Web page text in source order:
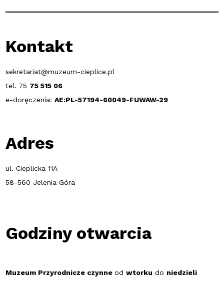
Kontakt
sekretariat@muzeum-cieplice.pl
tel. 75 75 515 06
e-doręczenia:AE:PL-57194-60049-FUWAW-29
Adres
ul. Cieplicka 11A
58-560 Jelenia Góra
Godziny otwarcia
Muzeum Przyrodnicze czynneodwtorku do niedzieli